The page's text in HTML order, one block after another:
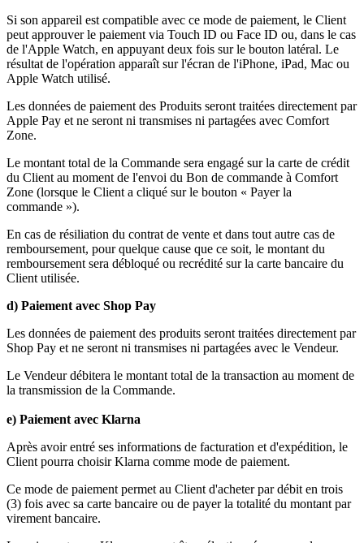
Si son appareil est compatible avec ce mode de paiement, le Client
peut approuver le paiement via Touch ID ou Face ID ou, dans le cas
de l'Apple Watch, en appuyant deux fois sur le bouton latéral. Le
résultat de l'opération apparaît sur l'écran de l'iPhone, iPad, Mac ou
Apple Watch utilisé.
Les données de paiement des Produits seront traitées directement par
Apple Pay et ne seront ni transmises ni partagées avec Comfort
Zone.
Le montant total de la Commande sera engagé sur la carte de crédit
du Client au moment de l'envoi du Bon de commande à Comfort
Zone (lorsque le Client a cliqué sur le bouton « Payer la
commande »).
En cas de résiliation du contrat de vente et dans tout autre cas de
remboursement, pour quelque cause que ce soit, le montant du
remboursement sera débloqué ou recrédité sur la carte bancaire du
Client utilisée.
d) Paiement avec Shop Pay
Les données de paiement des produits seront traitées directement par
Shop Pay et ne seront ni transmises ni partagées avec le Vendeur.
Le Vendeur débitera le montant total de la transaction au moment de
la transmission de la Commande.
e) Paiement avec Klarna
Après avoir entré ses informations de facturation et d'expédition, le
Client pourra choisir Klarna comme mode de paiement.
Ce mode de paiement permet au Client d'acheter par débit en trois
(3) fois avec sa carte bancaire ou de payer la totalité du montant par
virement bancaire.